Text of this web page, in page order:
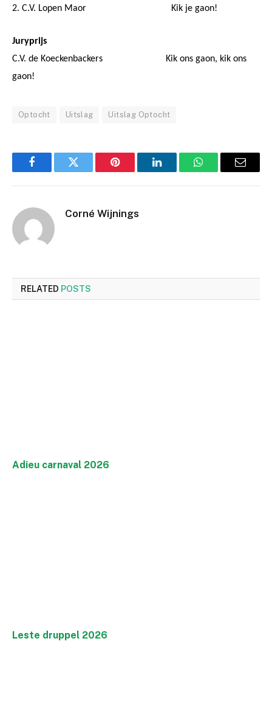
2. C.V. Lopen Maor Kik je gaon!
Juryprijs
C.V. de Koeckenbackers Kik ons gaon, kik ons
gaon!
Optocht Uitslag Uitslag Optocht
FacebookTwitter Pinterest LinkedInWhatsAppEmail
Corné Wijnings
RELATED POSTS
Adieu carnaval 2026
Leste druppel 2026